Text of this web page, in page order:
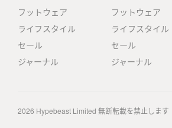
フットウェア
ライフスタイル
セール
ジャーナル
フットウェア
ライフスタイル
セール
ジャーナル
2026 Hypebeast Limited 無断転載を禁止します